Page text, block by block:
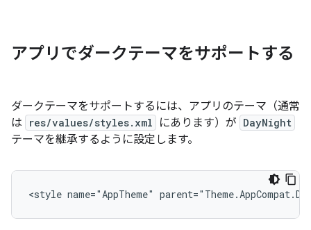
アプリでダークテーマをサポートする
ダークテーマをサポートするには、アプリのテーマ（通常
は
res/values/styles.xml にあります）が DayNight
テーマを継承するように設定します。